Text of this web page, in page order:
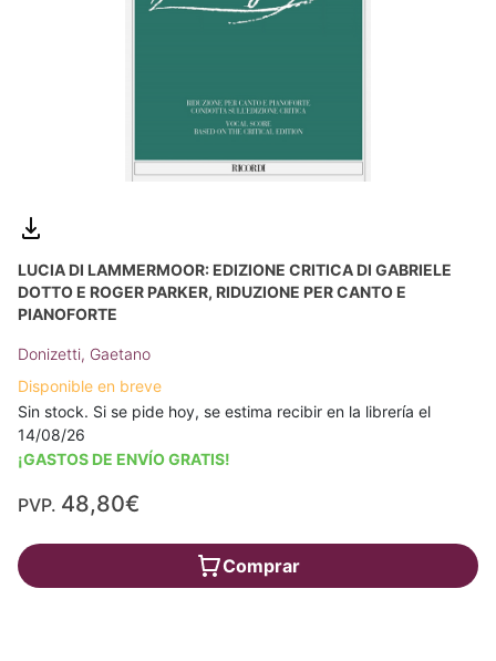
LUCIA DI LAMMERMOOR: EDIZIONE CRITICA DI GABRIELE
DOTTO E ROGER PARKER, RIDUZIONE PER CANTO E
PIANOFORTE
Donizetti, Gaetano
Disponible en breve
Sin stock. Si se pide hoy, se estima recibir en la librería el
14/08/26
¡GASTOS DE ENVÍO GRATIS!
PVP. 48,80€
Comprar